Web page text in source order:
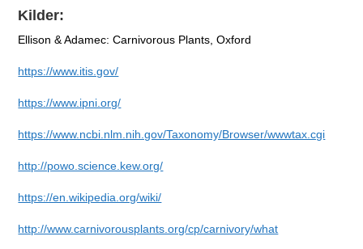
Kilder:
Ellison & Adamec: Carnivorous Plants, Oxford
https://www.itis.gov/
https://www.ipni.org/
https://www.ncbi.nlm.nih.gov/Taxonomy/Browser/wwwtax.cgi
http://powo.science.kew.org/
https://en.wikipedia.org/wiki/
http://www.carnivorousplants.org/cp/carnivory/what